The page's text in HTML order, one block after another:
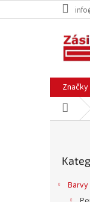
na
Značky